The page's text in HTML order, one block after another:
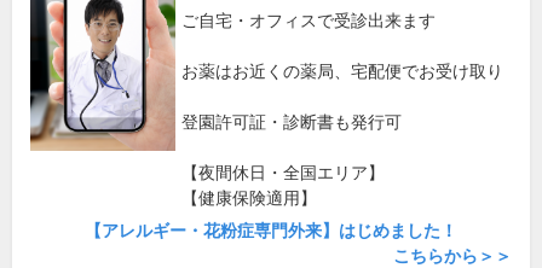
ご自宅・オフィスで受診出来ます
お薬はお近くの薬局、宅配便でお受け取り
登園許可証・診断書も発行可
【夜間休日・全国エリア】
【健康保険適用】
【アレルギー・花粉症専門外来】はじめました！
こちらから＞＞